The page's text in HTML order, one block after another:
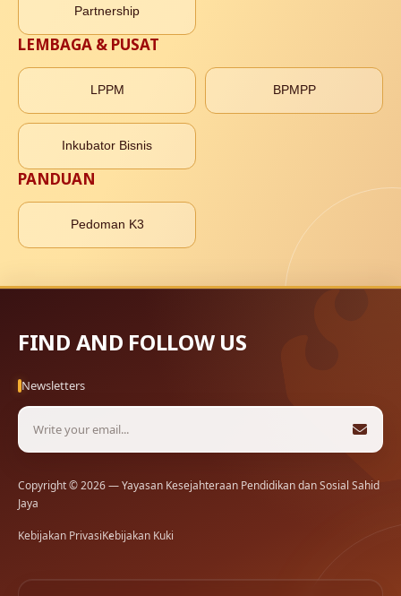
Partnership
LEMBAGA & PUSAT
LPPM BPMPP
Inkubator Bisnis
PANDUAN
Pedoman K3
FIND AND FOLLOW US
Newsletters
Copyright © 2026 — Yayasan Kesejahteraan Pendidikan dan Sosial Sahid
Jaya
Kebijakan PrivasiKebijakan Kuki